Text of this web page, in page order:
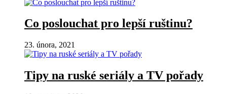
Co poslouchat pro lepší ruštinu?
23. února, 2021
Tipy na ruské seriály a TV pořady